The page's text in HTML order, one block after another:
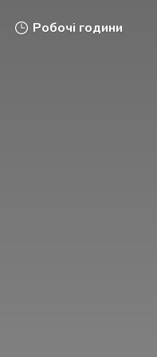
Робочі години